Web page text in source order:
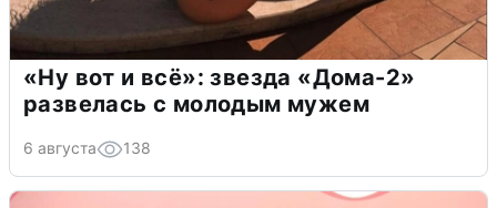
«Ну вот и всё»: звезда «Дома-2»
развелась с молодым мужем
6 августа 138